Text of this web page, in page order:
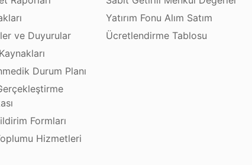
ve Duyurular
Durum Planı
Formları
Hizmetleri
Yatırım Fonu Alım Satım
Ücretlendirme Tablosu